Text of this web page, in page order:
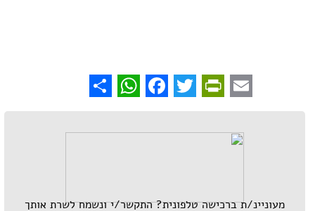
Email
PrintFriendly
Twitter
Facebook
WhatsApp
Share
מעוניינ/ת ברכישה טלפונית? התקשר/י ונשמח לשרת אותך